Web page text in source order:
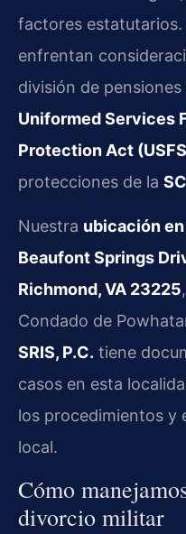
factores estatutarios.
enfrentan
división de
Uniformed Services
Protection Act
protecciones de la
Nuestra ubicación
Beaufont Springs
Richmond, VA 23225
Condado de
SRIS, P.C. tiene
casos en esta
los procedimientos y
local.
Cómo
divorcio militar